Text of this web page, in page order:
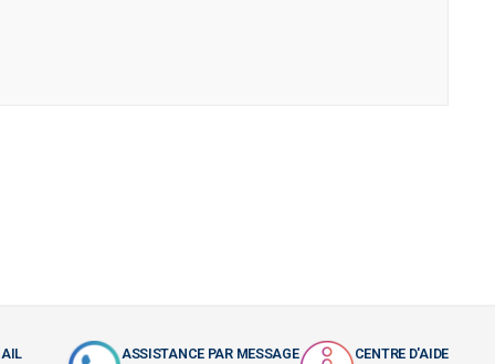
ASSISTANCE PAR MESSAGE CENTRE D'AIDE